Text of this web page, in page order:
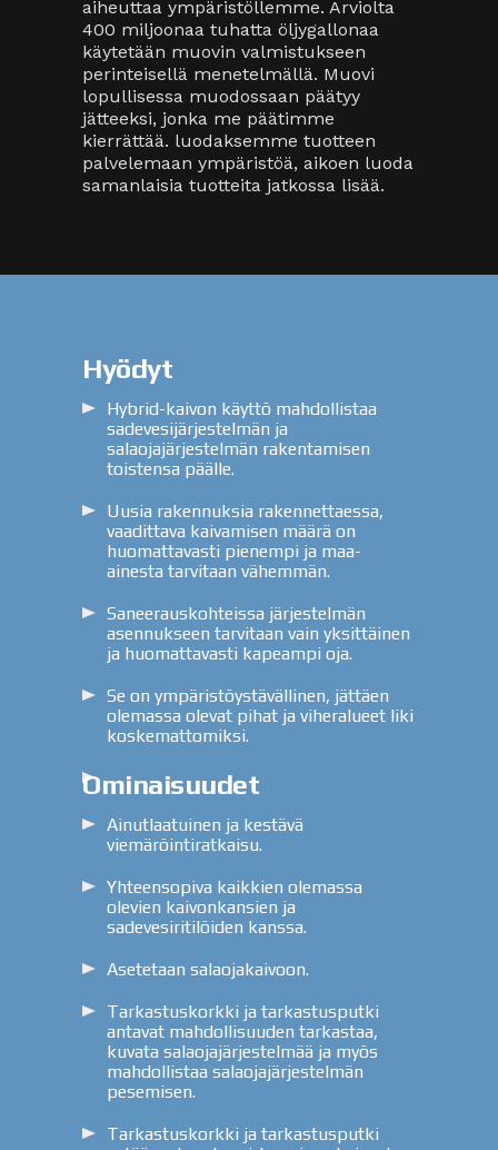
aiheuttaa ympäristöllemme. Arviolta
400 miljoonaa tuhatta öljygallonaa
käytetään muovin valmistukseen
perinteisellä menetelmällä. Muovi
lopullisessa muodossaan päätyy
jätteeksi, jonka me päätimme
kierrättää. luodaksemme tuotteen
palvelemaan ympäristöä, aikoen luoda
samanlaisia tuotteita jatkossa lisää.
Hyödyt
Hybrid-kaivon käyttö mahdollistaa
sadevesijärjestelmän ja
salaojajärjestelmän rakentamisen
toistensa päälle.
Uusia rakennuksia rakennettaessa,
vaadittava kaivamisen määrä on
huomattavasti pienempi ja maa-
ainesta tarvitaan vähemmän.
Saneerauskohteissa järjestelmän
asennukseen tarvitaan vain yksittäinen
ja huomattavasti kapeampi oja.
Se on ympäristöystävällinen, jättäen
olemassa olevat pihat ja viheralueet liki
koskemattomiksi.
Ominaisuudet
Ainutlaatuinen ja kestävä
viemäröintiratkaisu.
Yhteensopiva kaikkien olemassa
olevien kaivonkansien ja
sadevesiritilöiden kanssa.
Asetetaan salaojakaivoon.
Tarkastuskorkki ja tarkastusputki
antavat mahdollisuuden tarkastaa,
kuvata salaojajärjestelmää ja myös
mahdollistaa salaojajärjestelmän
pesemisen.
Tarkastuskorkki ja tarkastusputki